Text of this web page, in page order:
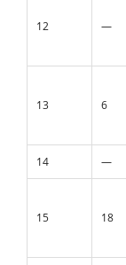
12 —
13 6
14 —
15 18